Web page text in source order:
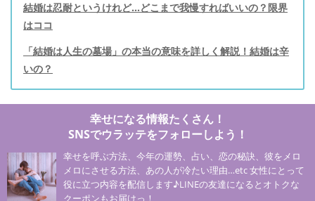
結婚は忍耐というけれど...どこまで我慢すればいいの？限界
はココ
「結婚は人生の墓場」の本当の意味を詳しく解説！結婚は辛
いの？
幸せになる情報たくさん！
SNSでウラッテをフォローしよう！
幸せを呼ぶ方法、今年の運勢、占い、恋の秘訣、彼をメロ
メロにさせる方法、あの人が冷たい理由…etc 女性にとって
役に立つ内容を配信します♪LINEの友達になるとオトクな